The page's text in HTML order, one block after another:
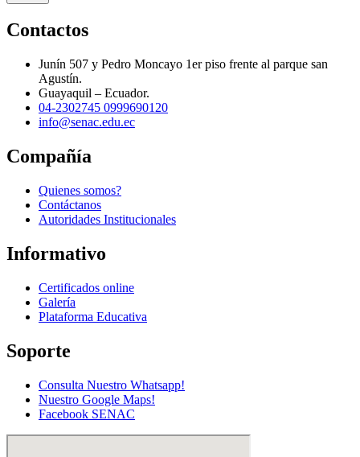
Contactos
Junín 507 y Pedro Moncayo 1er piso frente al parque san
Agustín.
Guayaquil – Ecuador.
04-2302745 0999690120
info@senac.edu.ec
Compañía
Quienes somos?
Contáctanos
Autoridades Institucionales
Informativo
Certificados online
Galería
Plataforma Educativa
Soporte
Consulta Nuestro Whatsapp!
Nuestro Google Maps!
Facebook SENAC